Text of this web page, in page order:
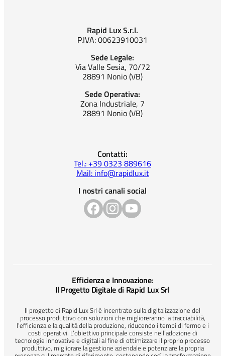
Rapid Lux S.r.l.
P.IVA: 00623910031
Sede Legale:
Via Valle Sesia, 70/72
28891 Nonio (VB)
Sede Operativa:
Zona Industriale, 7
28891 Nonio (VB)
Contatti:
Tel.: +39 0323 889616
Mail: info@rapidlux.it
I nostri canali social
Efficienza e Innovazione:
Il Progetto Digitale di Rapid Lux Srl
Il progetto di Rapid Lux Srl è incentrato sulla digitalizzazione del
processo produttivo con soluzioni che miglioreranno la tracciabilità,
l’efficienza e la qualità della produzione, riducendo i tempi di fermo e i
costi operativi. L’obiettivo principale consiste nell’adozione di
tecnologie innovative e digitali al fine di ottimizzare il proprio processo
produttivo, migliorare la gestione aziendale e potenziare la propria